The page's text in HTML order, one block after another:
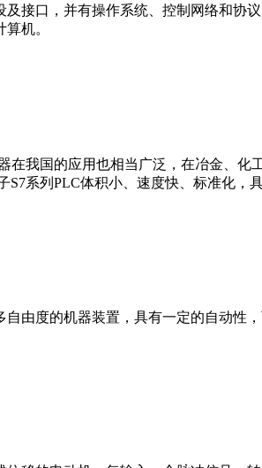
接口，并有操作系统、控制网络和
机。
在我国的应用也相当广泛，在冶金、
S7系列PLC体积小、速度快、标准化，
由度的机器装置，具有一定的自动